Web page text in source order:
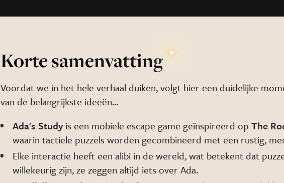
Korte samenvatting
Voordat we in het hele verhaal duiken, volgt hier een duidelijke
van de belangrijkste ideeën...
Ada's Studyis een mobiele escape game geïnspireerd op The
waarin tactiele puzzels worden gecombineerd met een rustig,
Elke interactie heeft een alibi in de wereld, wat betekent dat
willekeurig zijn, ze zeggen altijd iets over Ada.